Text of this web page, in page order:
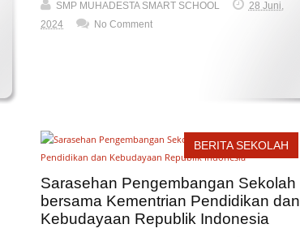
SMP MUHADESTA SMART SCHOOL
28 Juni,
2024
No Comment
BERITA SEKOLAH
Sarasehan Pengembangan Sekolah
bersama Kementrian Pendidikan dan
Kebudayaan Republik Indonesia